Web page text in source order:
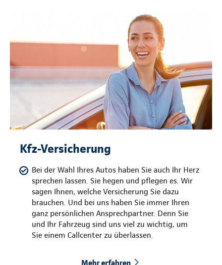
Kfz-Versicherung
Bei der Wahl Ihres Autos haben Sie auch Ihr Herz
sprechen lassen. Sie hegen und pflegen es. Wir
sagen Ihnen, welche Versicherung Sie dazu
brauchen. Und bei uns haben Sie immer Ihren
ganz persönlichen Ansprechpartner. Denn Sie
und Ihr Fahrzeug sind uns viel zu wichtig, um
Sie einem Callcenter zu überlassen.
Mehr erfahren